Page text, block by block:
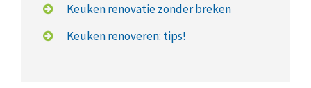
Keuken renovatie zonder breken
Keuken renoveren: tips!